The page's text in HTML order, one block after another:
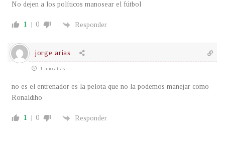
No dejen a los políticos manosear el fútbol
1 0 Responder
jorge arias
1 año atrás
no es el entrenador es la pelota que no la podemos manejar como
Ronaldiho
1 0 Responder